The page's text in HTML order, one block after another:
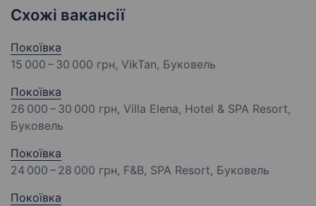
Схожі вакансії
Покоївка
15 000 – 30 000 грн, VikTan, Буковель
Покоївка
26 000 – 30 000 грн, Villa Elena, Hotel & SPA Resort,
Буковель
Покоївка
24 000 – 28 000 грн, F&B, SPA Resort, Буковель
Покоївка